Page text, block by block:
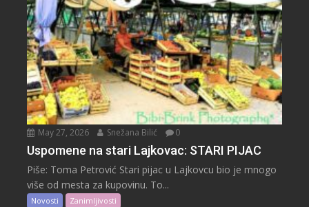
May 27, 2026 Snežana Bilić 0
Uspomene na stari Lajkovac: STARI PIJAC
Piše: Toma Petrović Stari pijac u Lajkovcu bio je mnogo
više od mesta za kupovinu. To...
Novosti Zanimljivosti